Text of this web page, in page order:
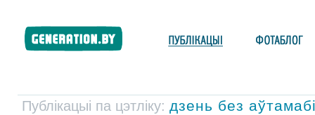
Публікацыі па цэтліку: дзень без